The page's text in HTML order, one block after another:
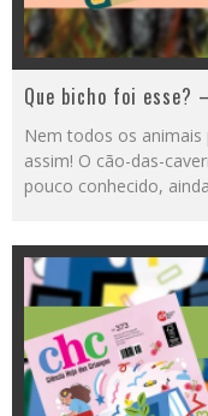
Que bicho foi esse?
Nem todos os
assim! O cão-das-
pouco conhecido,